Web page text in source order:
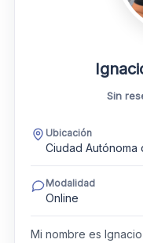
Sin
Ubicación
Ciudad Autónoma
Modalidad
Online
Mi nombre es